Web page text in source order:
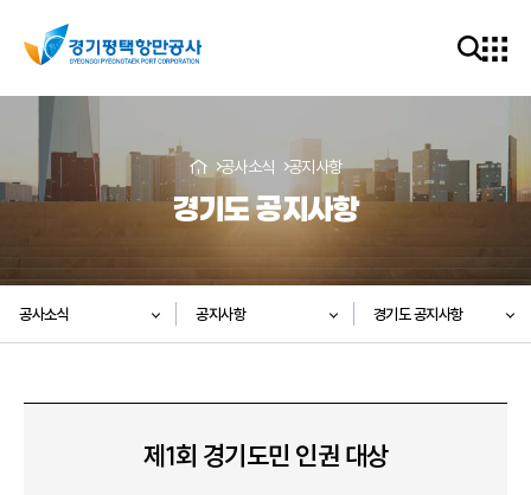
공사소식 공지사항
경기도 공지사항
공사소식 공지사항 경기도 공지사항
제1회 경기도민 인권 대상